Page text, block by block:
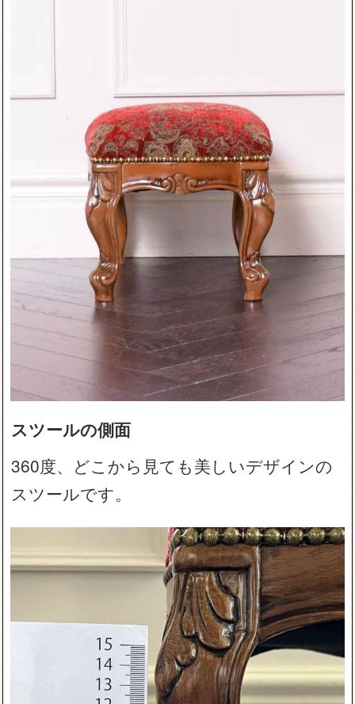
スツールの側面
360度、どこから見ても美しいデザインの
スツールです。